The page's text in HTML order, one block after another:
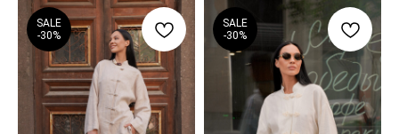
SALE
-30%
SALE
-30%